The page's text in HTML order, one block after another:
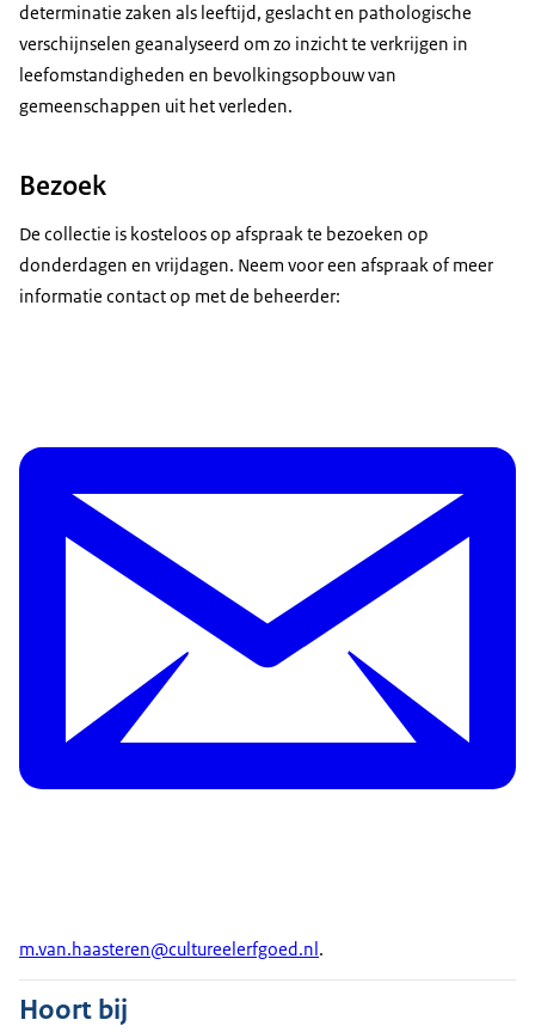
determinatie zaken als leeftijd, geslacht en pathologische
verschijnselen geanalyseerd om zo inzicht te verkrijgen in
leefomstandigheden en bevolkingsopbouw van
gemeenschappen uit het verleden.
Bezoek
De collectie is kosteloos op afspraak te bezoeken op
donderdagen en vrijdagen. Neem voor een afspraak of meer
informatie contact op met de beheerder:
m.van.haasteren@cultureelerfgoed.nl .
Hoort bij